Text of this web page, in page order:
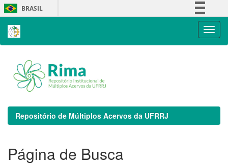
Skip
navigation
BRASIL
Repositório de Múltiplos Acervos da UFRRJ
Página de Busca